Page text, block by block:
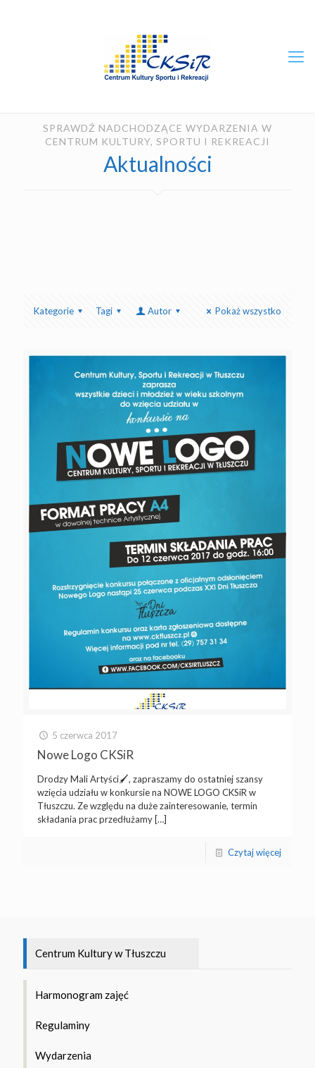
SPRAWDŹ NADCHODZĄCE WYDARZENIA W
CENTRUM KULTURY, SPORTU I REKREACJI
Aktualności
Kategorie Tagi Autor Pokaż wszystko
5 czerwca 2017
Nowe Logo CKSiR
Drodzy Mali Artyści🖌️, zapraszamy do ostatniej szansy
wzięcia udziału w konkursie na NOWE LOGO CKSiR w
Tłuszczu. Ze względu na duże zainteresowanie, termin
składania prac przedłużamy […]
Czytaj więcej
Centrum Kultury w Tłuszczu
Harmonogram zajęć
Regulaminy
Wydarzenia